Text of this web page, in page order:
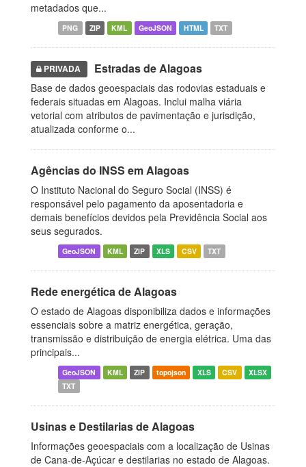
metadados que...
PNG ZIP KML GeoJSON HTML TXT
PRIVADA Estradas de Alagoas
Base de dados geoespaciais das rodovias estaduais e
federais situadas em Alagoas. Inclui malha viária
vetorial com atributos de pavimentação e jurisdição,
atualizada conforme o...
Agências do INSS em Alagoas
O Instituto Nacional do Seguro Social (INSS) é
responsável pelo pagamento da aposentadoria e
demais benefícios devidos pela Previdência Social aos
seus segurados.
GeoJSON KML ZIP XLS CSV TXT
Rede energética de Alagoas
O estado de Alagoas disponibiliza dados e informações
essenciais sobre a matriz energética, geração,
transmissão e distribuição de energia elétrica. Uma das
principais...
GeoJSON KML ZIP topojson XLS CSV
XLSX
TXT
Usinas e Destilarias de Alagoas
Informações geoespaciais com a localização de Usinas
de Cana-de-Açúcar e destilarias no estado de Alagoas.